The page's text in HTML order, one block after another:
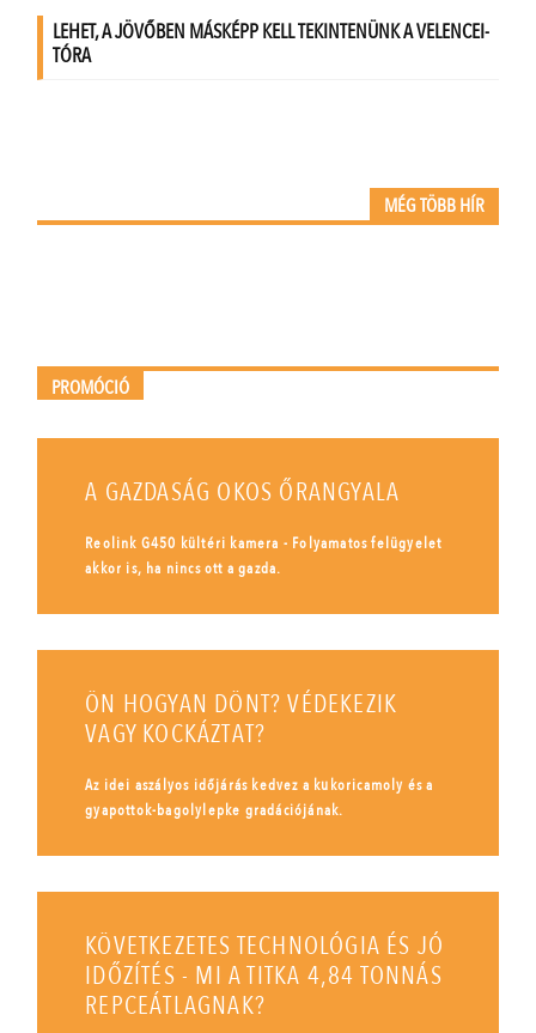
MÉG TÖBB HÍR
PROMÓCIÓ
A GAZDASÁG OKOS ŐRANGYALA
Reolink G450 kültéri kamera - Folyamatos felügyelet
akkor is, ha nincs ott a gazda.
ÖN HOGYAN DÖNT? VÉDEKEZIK
VAGY KOCKÁZTAT?
Az idei aszályos időjárás kedvez a kukoricamoly és a
gyapottok-bagolylepke gradációjának.
KÖVETKEZETES TECHNOLÓGIA ÉS JÓ
IDŐZÍTÉS - MI A TITKA 4,84 TONNÁS
REPCEÁTLAGNAK?